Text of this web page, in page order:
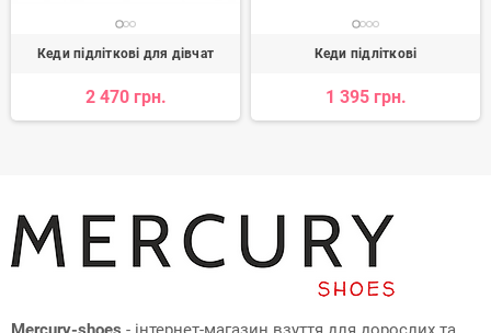
Кеди підліткові для дівчат
2 470 грн.
Кеди підліткові
1 395 грн.